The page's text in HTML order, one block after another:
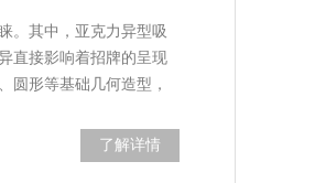
。其中，亚克力异型吸
直接影响着招牌的呈现
圆形等基础几何造型，
了解详情